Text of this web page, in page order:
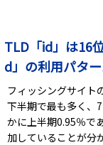
TLD「id」は16
d」の利用パタ
フィッシングサイト
下半期で最も多く
かに上半期0.95％で
加していることが分